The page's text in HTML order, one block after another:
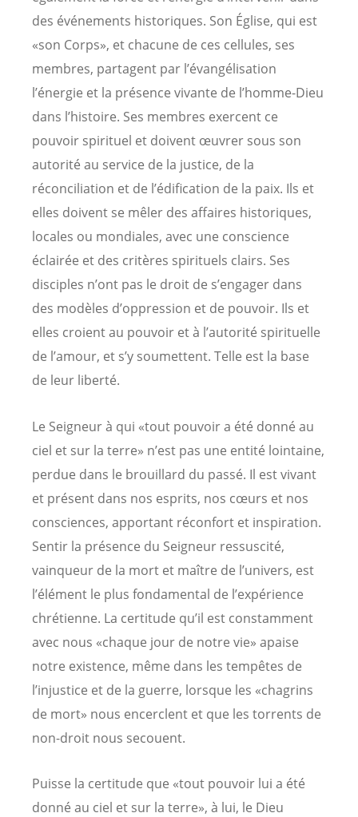
des événements historiques. Son Église, qui est
«son Corps», et chacune de ces cellules, ses
membres, partagent par l’évangélisation
l’énergie et la présence vivante de l’homme-Dieu
dans l’histoire. Ses membres exercent ce
pouvoir spirituel et doivent œuvrer sous son
autorité au service de la justice, de la
réconciliation et de l’édification de la paix. Ils et
elles doivent se mêler des affaires historiques,
locales ou mondiales, avec une conscience
éclairée et des critères spirituels clairs. Ses
disciples n’ont pas le droit de s’engager dans
des modèles d’oppression et de pouvoir. Ils et
elles croient au pouvoir et à l’autorité spirituelle
de l’amour, et s’y soumettent. Telle est la base
de leur liberté.
Le Seigneur à qui «tout pouvoir a été donné au
ciel et sur la terre» n’est pas une entité lointaine,
perdue dans le brouillard du passé. Il est vivant
et présent dans nos esprits, nos cœurs et nos
consciences, apportant réconfort et inspiration.
Sentir la présence du Seigneur ressuscité,
vainqueur de la mort et maître de l’univers, est
l’élément le plus fondamental de l’expérience
chrétienne. La certitude qu’il est constamment
avec nous «chaque jour de notre vie» apaise
notre existence, même dans les tempêtes de
l’injustice et de la guerre, lorsque les «chagrins
de mort» nous encerclent et que les torrents de
non-droit nous secouent.
Puisse la certitude que «tout pouvoir lui a été
donné au ciel et sur la terre», à lui, le Dieu